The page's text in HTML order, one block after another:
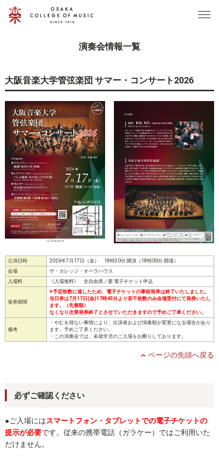
ビ
ゲ
ー
ゲ
ー
シ
演奏会情報一覧
大阪音楽大学管弦楽団 サマー・コンサート2026
公演日時
2026年7月17日（金） 18時30分 開演（18時00分 開場）
会場
ザ・カレッジ・オペラハウス
入場料
《入場無料》 全自由席／要 電子チケット申込
発券期間
※予定枚数に達したため、電子チケットの事前発券は終了いたしました。
当日券は7月17日(金)17時45分より若干枚数のみ会場受付にて発券いたし
ます。（先着順）
なくなり次第発券終了とさせていただきますので予めご了承ください。
備考
・やむを得ない事情により、出演者および演奏順が変更になる場合があり
ます。予めご了承ください。
・この演奏会では、未就学児のご入場をお断りしております。
ページの先頭へ戻る
必ずご確認ください
●ご入場にはスマートフォン・タブレットでの電子チケットの
提示が必要です。従来の携帯電話（ガラケー）ではご利用いた
だけません。